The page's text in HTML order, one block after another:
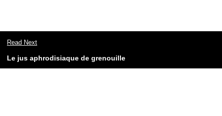
Read Next
Le jus aphrodisiaque de grenouille